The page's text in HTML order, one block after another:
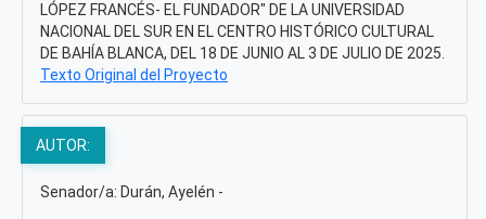
LÓPEZ FRANCÉS- EL FUNDADOR" DE LA UNIVERSIDAD
NACIONAL DEL SUR EN EL CENTRO HISTÓRICO CULTURAL
DE BAHÍA BLANCA, DEL 18 DE JUNIO AL 3 DE JULIO DE 2025.
Texto Original del Proyecto
AUTOR:
Senador/a: Durán, Ayelén -